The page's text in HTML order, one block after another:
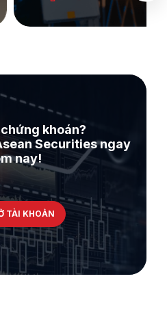
khoán?
Securities ngay
nay!
TÀI KHOẢN